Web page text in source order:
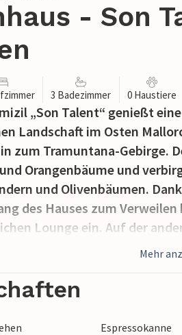
- Son
3 Badezimmer 0 Haustiere
„Son Talent“ genießt
Landschaft im Osten
zum Tramuntana-Gebirge.
Orangenbäume und
und Olivenbäumen.
des Hauses zum
Lounge ein. Auf der
Terrasse. Es ist mit
ausgestattet. Der Pool
Können Sie sich vorstellen,
Mehr
Espressokanne